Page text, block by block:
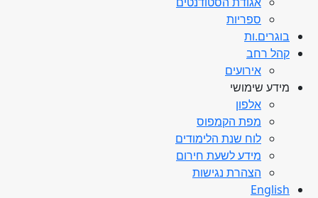
ספריות
בוגרים.ות
קהל רחב
אירועים
מידע שימושי
אלפון
מפת הקמפוס
לוח שנת הלימודים
מידע לשעת חירום
הצהרת נגישות
English